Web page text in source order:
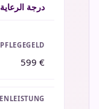
درجة الرعاية
599 €